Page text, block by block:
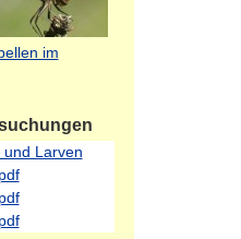
im
und Larven